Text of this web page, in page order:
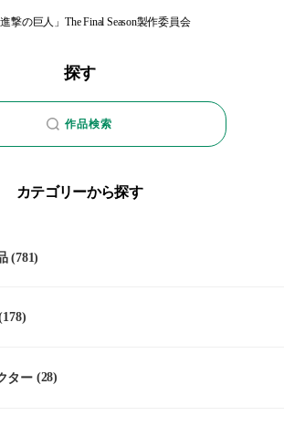
撃の巨人」The Final Season製作委員会
探す
作品検索
カテゴリーから探す
(781)
ター (28)